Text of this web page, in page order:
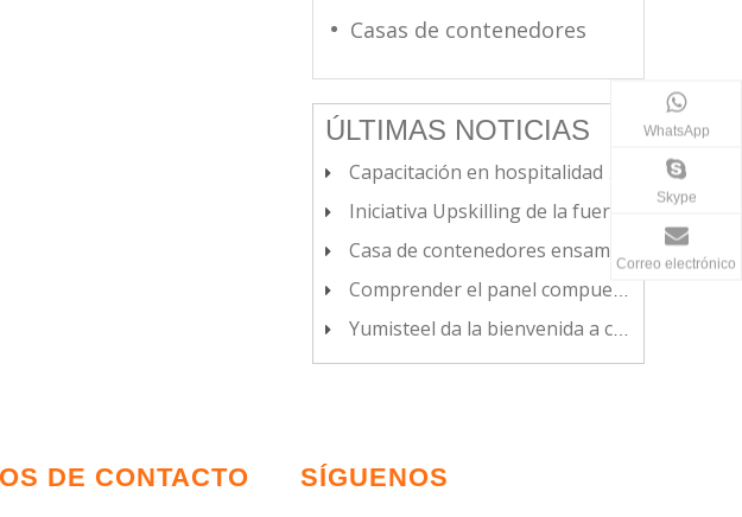
WhatsApp
Skype
Correo electrónico
Casas de contenedores
ÚLTIMAS NOTICIAS
Capacitación en hospitalidad del cliente para equipos
Iniciativa Upskilling de la fuerza laboral, realiza capacitación especializada en el personal
Casa de contenedores ensamblado rápido, ¿tendencias de ver?
Comprender el panel compuesto de la caja costilla PU
Yumisteel da la bienvenida a clientes importantes
DE CONTACTO SÍGUENOS